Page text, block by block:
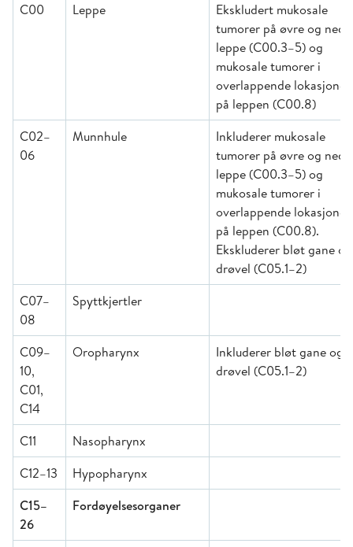
C00 Leppe
Ekskludert mukosale
tumorer på øvre og
leppe (C00.3–5) og
mukosale tumorer i
overlappende lokasjoner
på leppen (C00.8)
C02–
06
Munnhule
Inkluderer mukosale
tumorer på øvre og
leppe (C00.3–5) og
mukosale tumorer i
overlappende lokasjoner
på leppen (C00.8).
Ekskluderer bløt gane og
drøvel (C05.1–2)
C07–
08
Spyttkjertler
C09–
10,
C01,
C14
Oropharynx
Inkluderer bløt gane og
drøvel (C05.1–2)
C11
Nasopharynx
C12–13
Hypopharynx
C15–
26
Fordøyelsesorganer